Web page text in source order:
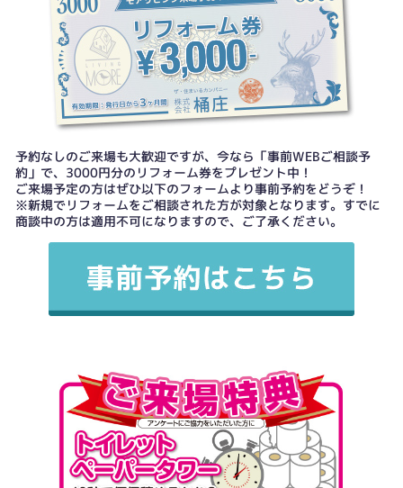
予約なしのご来場も大歓迎ですが、今なら「事前WEBご相談予
約」で、3000円分のリフォーム券をプレゼント中！
ご来場予定の方はぜひ以下のフォームより事前予約をどうぞ！
※新規でリフォームをご相談された方が対象となります。すでに
商談中の方は適用不可になりますので、ご了承ください。